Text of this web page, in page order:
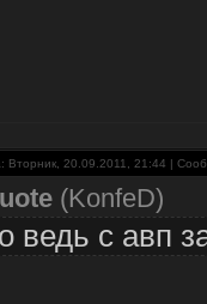
Вторник, 20.09.2011, 21:44 |
(KonfeD)
ведь с авп